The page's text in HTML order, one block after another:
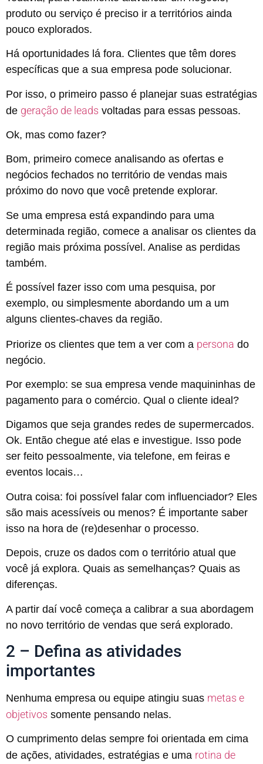
produto ou serviço é preciso ir a territórios ainda
pouco explorados.
Há oportunidades lá fora. Clientes que têm dores
específicas que a sua empresa pode solucionar.
Por isso, o primeiro passo é planejar suas estratégias
de geração de leads voltadas para essas pessoas.
Ok, mas como fazer?
Bom, primeiro comece analisando as ofertas e
negócios fechados no território de vendas mais
próximo do novo que você pretende explorar.
Se uma empresa está expandindo para uma
determinada região, comece a analisar os clientes da
região mais próxima possível. Analise as perdidas
também.
É possível fazer isso com uma pesquisa, por
exemplo, ou simplesmente abordando um a um
alguns clientes-chaves da região.
Priorize os clientes que tem a ver com a persona do
negócio.
Por exemplo: se sua empresa vende maquininhas de
pagamento para o comércio. Qual o cliente ideal?
Digamos que seja grandes redes de supermercados.
Ok. Então chegue até elas e investigue. Isso pode
ser feito pessoalmente, via telefone, em feiras e
eventos locais…
Outra coisa: foi possível falar com influenciador? Eles
são mais acessíveis ou menos? É importante saber
isso na hora de (re)desenhar o processo.
Depois, cruze os dados com o território atual que
você já explora. Quais as semelhanças? Quais as
diferenças.
A partir daí você começa a calibrar a sua abordagem
no novo território de vendas que será explorado.
2 – Defina as atividades
importantes
Nenhuma empresa ou equipe atingiu suas metas e
objetivos somente pensando nelas.
O cumprimento delas sempre foi orientada em cima
de ações, atividades, estratégias e uma rotina de